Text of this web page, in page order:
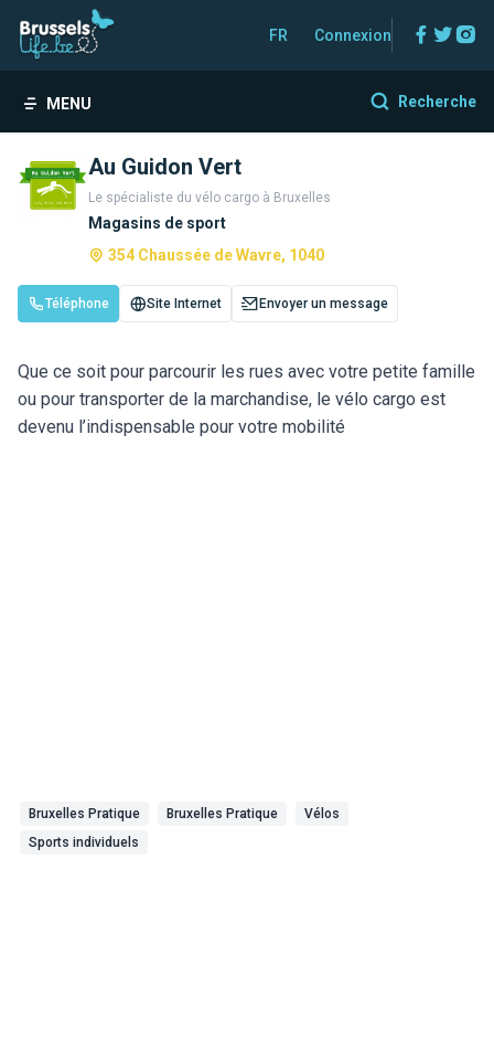
FR Connexion
MENU Recherche
Au Guidon Vert
Le spécialiste du vélo cargo à Bruxelles
Magasins de sport
354 Chaussée de Wavre, 1040
Téléphone Site Internet Envoyer un message
Que ce soit pour parcourir les rues avec votre petite famille
ou pour transporter de la marchandise, le vélo cargo est
devenu l’indispensable pour votre mobilité
Bruxelles Pratique Bruxelles Pratique
Vélos
Sports individuels